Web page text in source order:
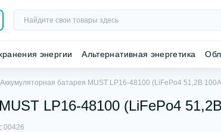
энергии Альтернативная энергетика
Аккумуляторная батарея MUST LP16-48100 (LiFePo4 51,2В
LP16-48100 (LiFePo4
00426